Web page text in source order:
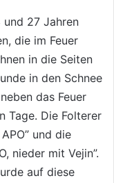
und 27 Jahren
die im Feuer
in die Seiten
in den Schnee
das Feuer
Tage. Die Folterer
und die
nieder mit Vejin”.
auf diese